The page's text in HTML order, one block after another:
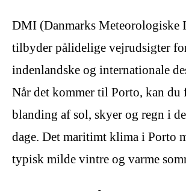
DMI (Danmarks Meteorologiske
tilbyder pålidelige vejrudsigter
indenlandske og internationale
Når det kommer til Porto, kan du
blanding af sol, skyer og regn i
dage. Det maritimt klima i Porto
typisk milde vintre og varme